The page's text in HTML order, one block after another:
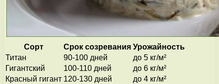
Сорт Срок созревания Урожайность
Титан
90-100 дней
до 5 кг/м²
Гигантский
100-110 дней
до 6 кг/м²
Красный гигант 120-130 дней
до 4 кг/м²